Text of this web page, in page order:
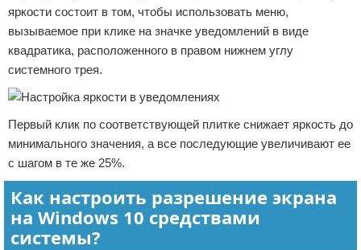
яркости состоит в том, чтобы использовать меню,
вызываемое при клике на значке уведомлений в виде
квадратика, расположенного в правом нижнем углу
системного трея.
Первый клик по соответствующей плитке снижает яркость до
минимального значения, а все последующие увеличивают ее
с шагом в те же 25%.
Как настроить разрешение экрана
на Windows 10 средствами
системы?